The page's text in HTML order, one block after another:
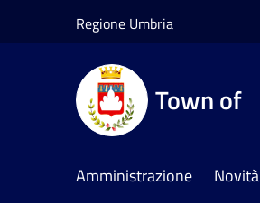
Regione Umbria
Town of
Amministrazione Novità